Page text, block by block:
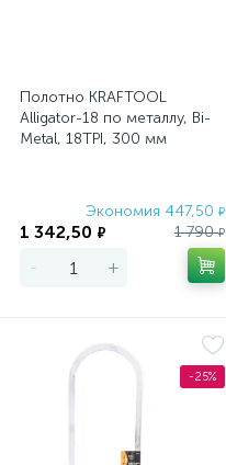
Полотно KRAFTOOL
Alligator-18 по металлу, Bi-
Metal, 18TPI, 300 мм
Экономия 447,50 ₽
1 342,50 ₽ 1 790₽
- +
-25%